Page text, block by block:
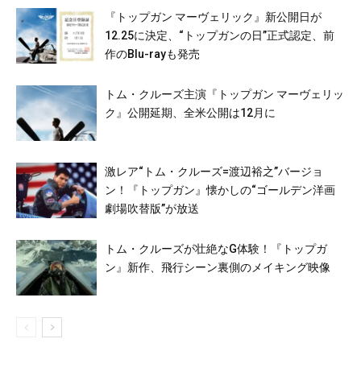
『トップガン マーヴェリック』新公開日が
12.25に決定、“トップガンの日”正式認定、前
作のBlu-rayも発売
トム・クルーズ主演『トップガン マーヴェリッ
ク』公開延期、全米公開は12月に
激レア“トム・クルーズ=渡辺裕之”バージョ
ン！『トップガン』懐かしの“ゴールデン洋画
劇場吹替版”が放送
トム・クルーズが壮絶なG体験！『トップガ
ン』新作、飛行シーン裏側のメイキング映像